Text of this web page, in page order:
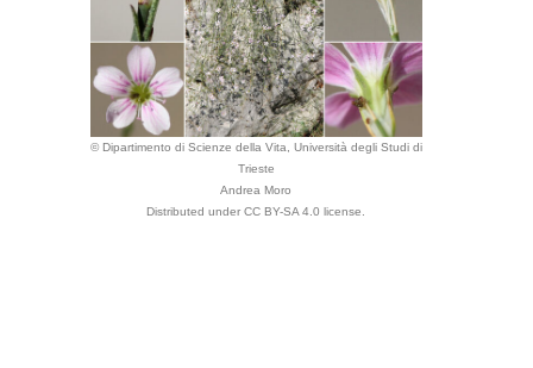
© Dipartimento di Scienze della Vita, Università degli Studi di
Trieste
Andrea Moro
Distributed under CC BY-SA 4.0 license.